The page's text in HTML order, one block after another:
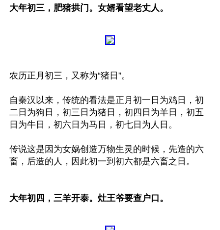
大年初三，肥猪拱门。女婿看望老丈人。
农历正月初三，又称为“猪日”。
自秦汉以来，传统的看法是正月初一日为鸡日，初
二日为狗日，初三日为猪日，初四日为羊日，初五
日为牛日，初六日为马日，初七日为人日。
传说这是因为女娲创造万物生灵的时候，先造的六
畜，后造的人，因此初一到初六都是六畜之日。
大年初四，三羊开泰。灶王爷要查户口。